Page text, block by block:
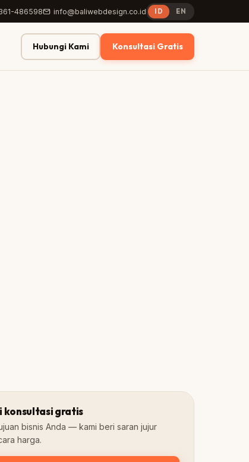
486598 info@baliwebdesign.co.id ID EN
Hubungi Kami Konsultasi Gratis
konsultasi gratis
bisnis Anda — kami beri saran jujur
harga.